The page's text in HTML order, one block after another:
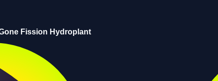
Fission Hydroplant